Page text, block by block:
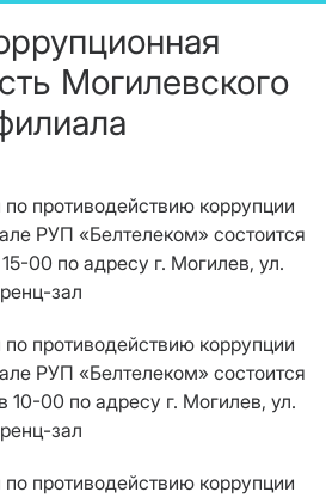
Могилевского
противодействию коррупции
РУП «Белтелеком» состоится
00 по адресу г. Могилев, ул.
зал
противодействию коррупции
РУП «Белтелеком» состоится
10-00 по адресу г. Могилев, ул.
зал
противодействию коррупции